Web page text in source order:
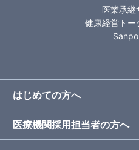
医業承継
健康経営トー
はじめての方へ
医療機関採用担当者の方へ